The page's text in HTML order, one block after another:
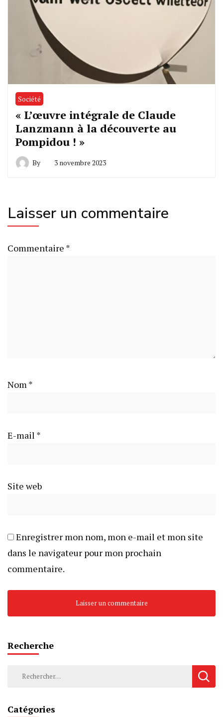
Société
« L’œuvre intégrale de Claude
Lanzmann à la découverte au
Pompidou ! »
By 3 novembre 2023
Laisser un commentaire
Commentaire *
Nom *
E-mail *
Site web
Enregistrer mon nom, mon e-mail et mon site
dans le navigateur pour mon prochain
commentaire.
Recherche
Catégories